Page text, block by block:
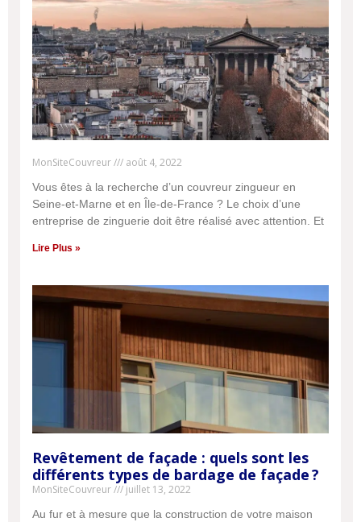
MonSiteCouvreur août 4, 2022
Vous êtes à la recherche d’un couvreur zingueur en
Seine-et-Marne et en Île-de-France ? Le choix d’une
entreprise de zinguerie doit être réalisé avec attention. Et
Lire Plus »
Revêtement de façade : quels sont les
différents types de bardage de façade ?
MonSiteCouvreur juillet 13, 2022
Au fur et à mesure que la construction de votre maison